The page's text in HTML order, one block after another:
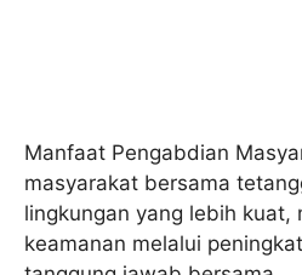
Manfaat Pengabdian
masyarakat bersama
lingkungan yang lebih kuat,
keamanan melalui